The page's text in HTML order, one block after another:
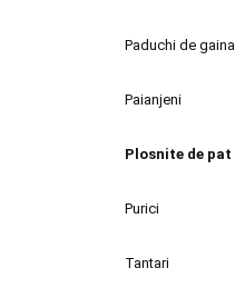
Paduchi de gaina
Paianjeni
Plosnite de pat
Purici
Tantari